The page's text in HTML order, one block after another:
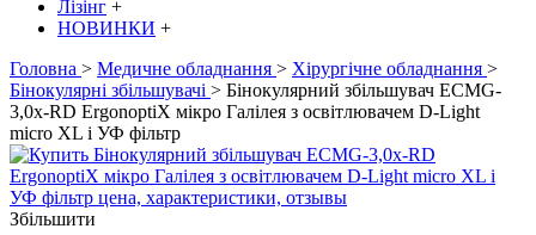
Лізінг +
НОВИНКИ +
Головна > Медичне обладнання > Хірургічне обладнання >
Бінокулярні збільшувачі > Бінокулярний збільшувач ECMG-
3,0x-RD ErgonoptiX мікро Галілея з освітлювачем D-Light
micro XL і УФ фільтр
Збільшити